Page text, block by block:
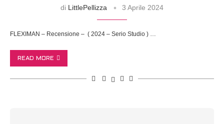
di LittlePellizza 3 Aprile 2024
FLEXIMAN – Recensione – ( 2024 – Serio Studio ) …
READ MORE